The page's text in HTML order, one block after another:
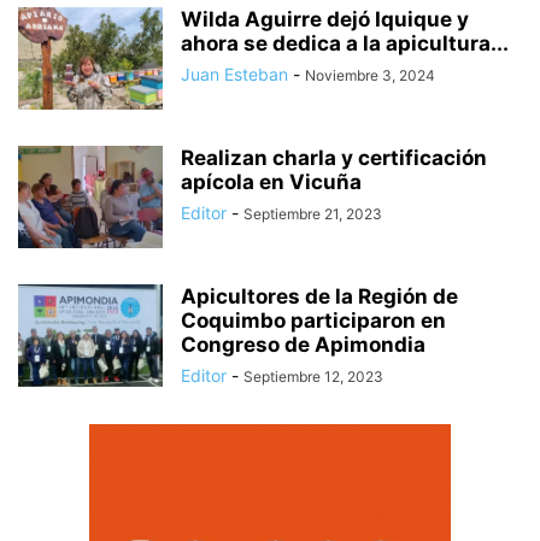
Wilda Aguirre dejó Iquique y
ahora se dedica a la apicultura...
Juan Esteban - Noviembre 3, 2024
Realizan charla y certificación
apícola en Vicuña
Editor - Septiembre 21, 2023
Apicultores de la Región de
Coquimbo participaron en
Congreso de Apimondia
Editor - Septiembre 12, 2023